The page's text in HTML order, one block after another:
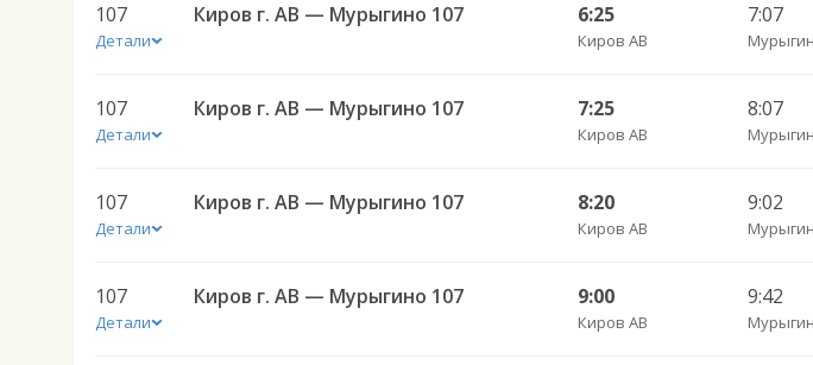
107
Детали
Киров г. АВ — Мурыгино 107 6:25
Киров АВ
7:07
107
Детали
Киров г. АВ — Мурыгино 107 7:25
Киров АВ
8:07
107
Детали
Киров г. АВ — Мурыгино 107 8:20
Киров АВ
9:02
107
Детали
Киров г. АВ — Мурыгино 107 9:00
Киров АВ
9:42